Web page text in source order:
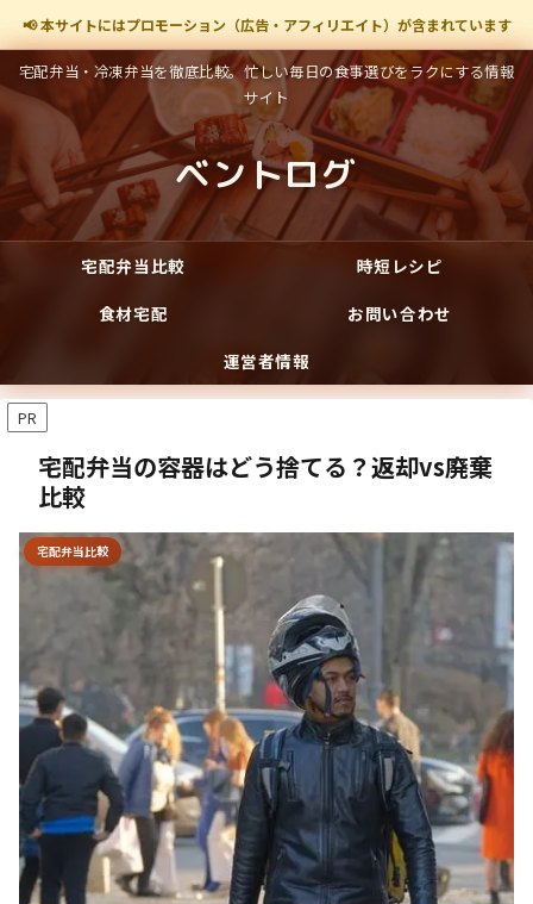
📢 本サイトにはプロモーション（広告・アフィリエイト）が含まれています
宅配弁当・冷凍弁当を徹底比較。忙しい毎日の食事選びをラクにする情報
サイト
ベントログ
宅配弁当比較
時短レシピ
食材宅配
お問い合わせ
運営者情報
PR
宅配弁当の容器はどう捨てる？返却vs廃棄
比較
宅配弁当比較